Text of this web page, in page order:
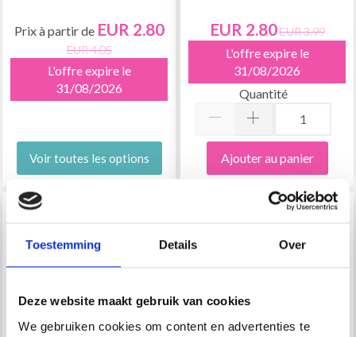
Toestemming Details Over
Deze website maakt gebruik van cookies
We gebruiken cookies om content en advertenties te
Prix à partir de EUR 2.80
EUR 4.05
L'offre expire le
31/08/2026
Voir toutes les options
EUR 2.80EUR 3.99
L'offre expire le
31/08/2026
Quantité
Ajouter au panier
30% de réduction